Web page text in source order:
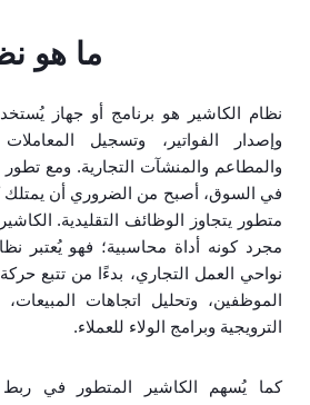
ما هو
نظام الكاشير هو برنامج أو جهاز
وإصدار الفواتير، وتسجيل
والمطاعم والمنشآت التجارية. ومع تطور
في السوق، أصبح من الضروري أن
متطور يتجاوز الوظائف التقليدية.
مجرد كونه أداة محاسبية؛ فهو يُعتبر
نواحي العمل التجاري، بدءًا من تتبع
الموظفين، وتحليل اتجاهات المبيعات،
الترويجية وبرامج الولاء للعملاء.
كما يُسهم الكاشير المتطور في ربط